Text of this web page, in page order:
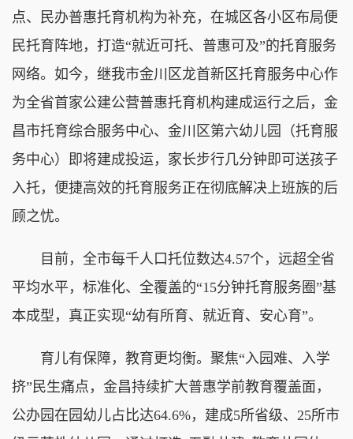
点、民办普惠托育机构为补充，在城区各小区布局便
民托育阵地，打造“就近可托、普惠可及”的托育服务
网络。如今，继我市金川区龙首新区托育服务中心作
为全省首家公建公营普惠托育机构建成运行之后，金
昌市托育综合服务中心、金川区第六幼儿园（托育服
务中心）即将建成投运，家长步行几分钟即可送孩子
入托，便捷高效的托育服务正在彻底解决上班族的后
顾之忧。
目前，全市每千人口托位数达4.57个，远超全省
平均水平，标准化、全覆盖的“15分钟托育服务圈”基
本成型，真正实现“幼有所育、就近育、安心育”。
育儿有保障，教育更均衡。聚焦“入园难、入学
挤”民生痛点，金昌持续扩大普惠学前教育覆盖面，
公办园在园幼儿占比达64.6%，建成5所省级、25所市